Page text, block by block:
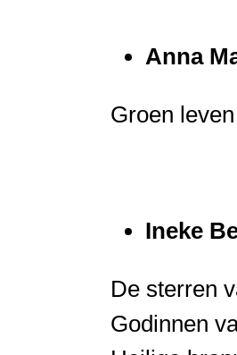
Anna
Groen
Ineke
De sterren
Godinnen